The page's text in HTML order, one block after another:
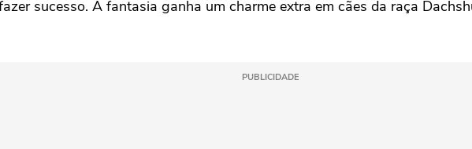
sucesso. A fantasia ganha um charme extra em cães da raça
PUBLICIDADE